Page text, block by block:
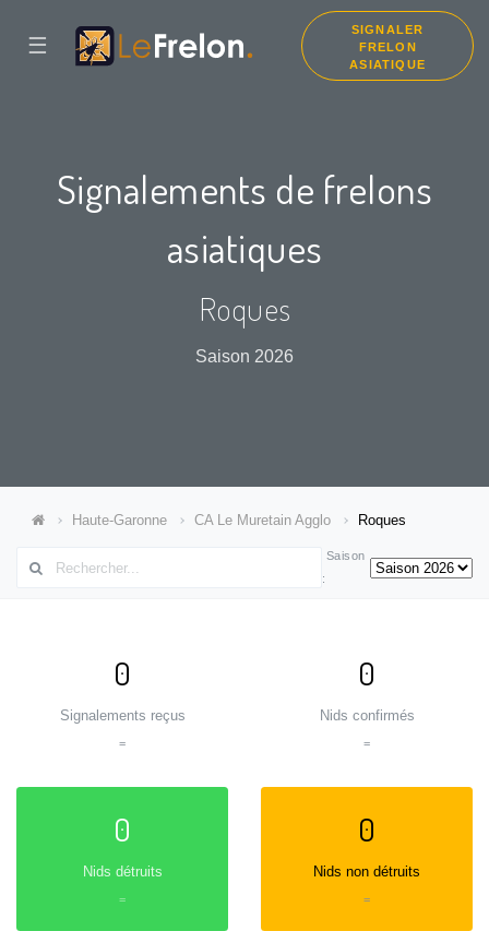
☰
SIGNALER
FRELON
ASIATIQUE
Signalements de frelons
asiatiques
Roques
Saison 2026
Haute-Garonne CA Le Muretain Agglo Roques
Saison
:
0
Signalements reçus
=
0
Nids confirmés
=
0
Nids détruits
=
0
Nids non détruits
=